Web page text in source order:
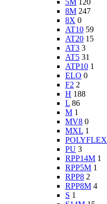
5M 120
8M 247
8X 0
AT10 59
AT20 15
AT3 3
AT5 31
ATP10 1
ELO 0
F2 2
H 188
L 86
M 1
MV8 0
MXL 1
POLYFLEX
PU 3
RPP14M 1
RPP5M 1
RPP8 2
RPP8M 4
S 1